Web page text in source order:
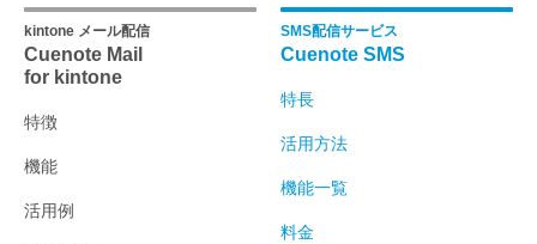
kintone メール配信
Cuenote Mail
for kintone
特徴
機能
活用例
SMS配信サービス
Cuenote SMS
特長
活用方法
機能一覧
料金